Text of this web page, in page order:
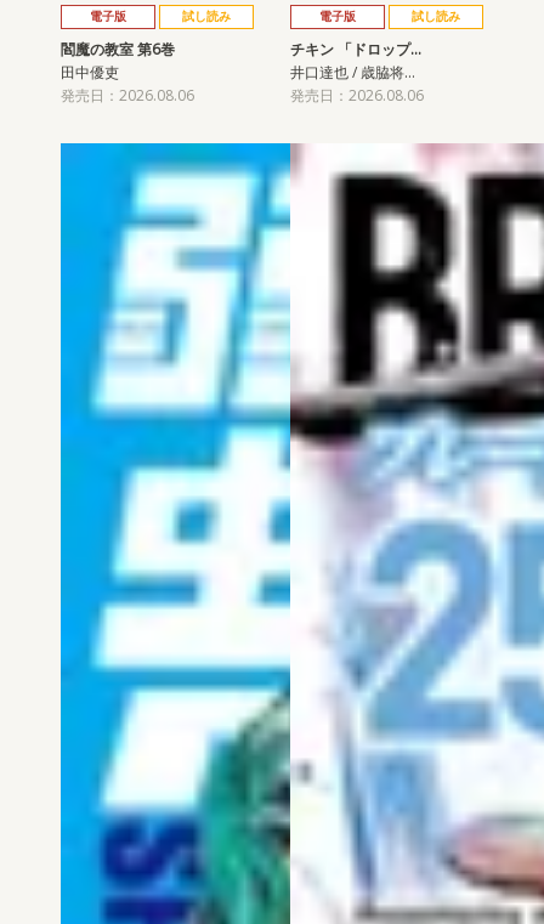
電子版 試し読み
閻魔の教室 第6巻
田中優吏
発売日：2026.08.06
電子版 試し読み
チキン 「ドロップ…
井口達也 / 歳脇将…
発売日：2026.08.06